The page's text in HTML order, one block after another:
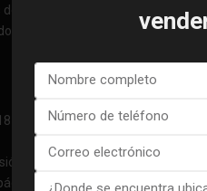
pádel y tenis, y dos excepcionales
restaurante en la casa club y una
hoyos y par 72.
italo-mexicana.